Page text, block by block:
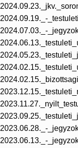
2024.09.19._-
2024.07.03._-
2023.06.28._-
2023.06.13._-